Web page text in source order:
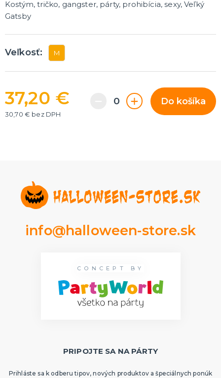
Rozlúčka so slobodou
ĎALŠIE KATEGÓRIE
Smrady
Kostým, tričko, gangster, párty, prohibícia, sexy, Veľký
Gatsby
Veľkosť: M
37,20 €
30,70 € bez DPH
Do košíka
info@halloween-store.sk
CONCEPT BY
PRIPOJTE SA NA PÁRTY
Prihláste sa k odberu tipov, nových produktov a špeciálnych ponúk